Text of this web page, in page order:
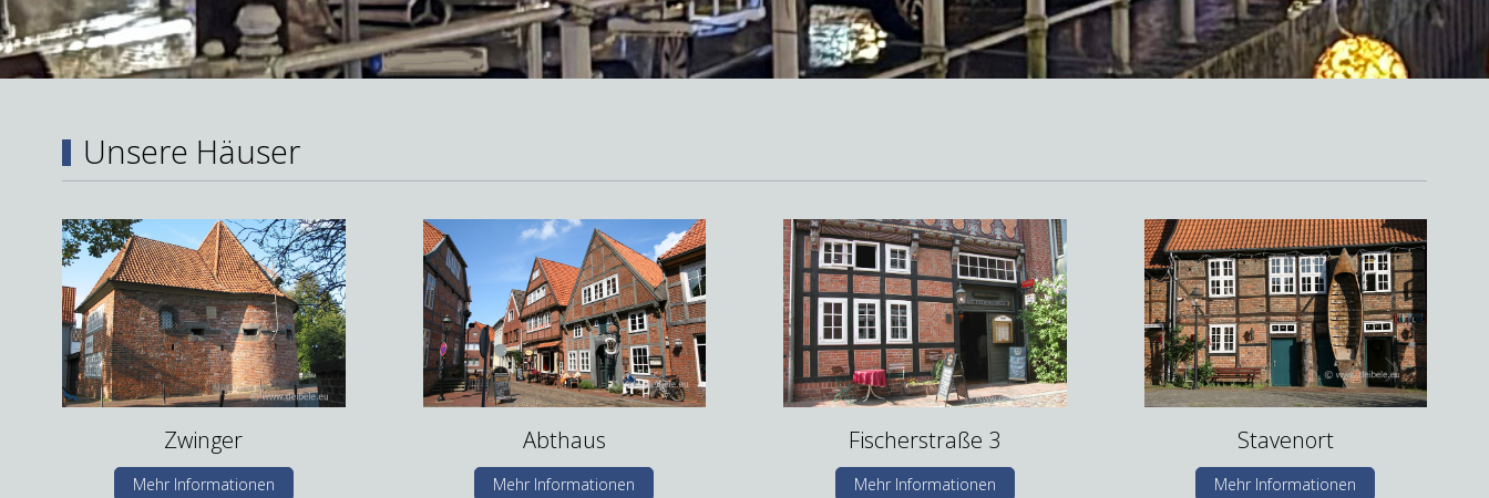
Unsere Häuser
Zwinger
Mehr Informationen
Abthaus
Mehr Informationen
Fischerstraße 3
Mehr Informationen
Stavenort
Mehr Informationen